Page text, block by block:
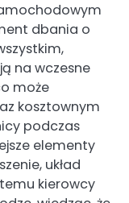
dbania o
na wczesne
może
kosztownym
podczas
elementy
układ
kierowcy